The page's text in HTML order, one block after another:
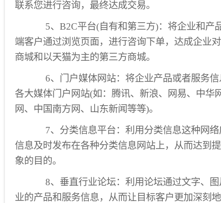
联系您进行咨询，最终达成交易。
5、B2C平台(自有和第三方)：将企业和产
端客户通过浏览页面，进行咨询下单，达成企业
商城和以天猫为主的第三方商城。
6、门户媒体网站：将企业产品或者服务信
各大媒体门户网站(如：腾讯、新浪、网易、中华
网、中国南方网、山东新闻等等)。
7、分类信息平台：利用分类信息这种网络
信息及时发布在各种分类信息网站上，从而达到
象的目的。
8、垂直行业论坛：利用论坛通过文字、图
业的产品和服务信息，从而让目标客户更加深刻